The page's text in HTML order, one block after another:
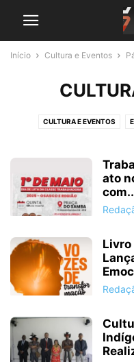
Início Cultura e Eventos
CULTURA E EVENTOS
POLÍTICA E JUSTIÇA
ato
Livro